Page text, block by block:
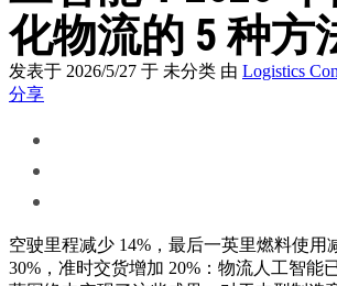
化物流的 5 种方
发表于 2026/5/27 于 未分类 由 Logistics
分享
空驶里程减少 14%，最后一英里燃料使用
30%，准时交货增加 20%：物流人工智能